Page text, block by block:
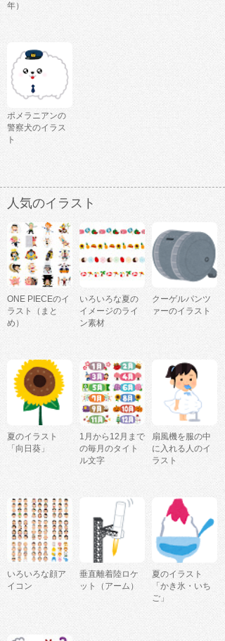
年）
ポメラニアンの
警察犬のイラス
ト
人気のイラスト
ONE PIECEのイ
ラスト（まと
め）
いろいろな夏の
イメージのライ
ン素材
クーゲルパンツ
ァーのイラスト
夏のイラスト
「向日葵」
1月から12月まで
の毎月のタイト
ル文字
扇風機を服の中
に入れる人のイ
ラスト
いろいろな顔ア
イコン
垂直離着陸ロケ
ット（アーム）
夏のイラスト
「かき氷・いち
ご」